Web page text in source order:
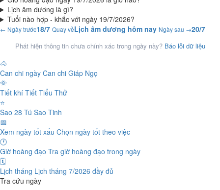
Lịch âm dương là gì?
Tuổi nào hợp - khắc với ngày 19/7/2026?
← Ngày trước18/7 Quay vềLịch âm dương hôm nay Ngày sau →20/7
Phát hiện thông tin chưa chính xác trong ngày này? Báo lỗi dữ liệu
🐴
Can chi ngày Can chi Giáp Ngọ
🌞
Tiết khí Tiết Tiểu Thử
⭐
Sao 28 Tú Sao Tinh
📅
Xem ngày tốt xấu Chọn ngày tốt theo việc
🕐
Giờ hoàng đạo Tra giờ hoàng đạo trong ngày
🗓️
Lịch tháng Lịch tháng 7/2026 đầy đủ
Tra cứu ngày